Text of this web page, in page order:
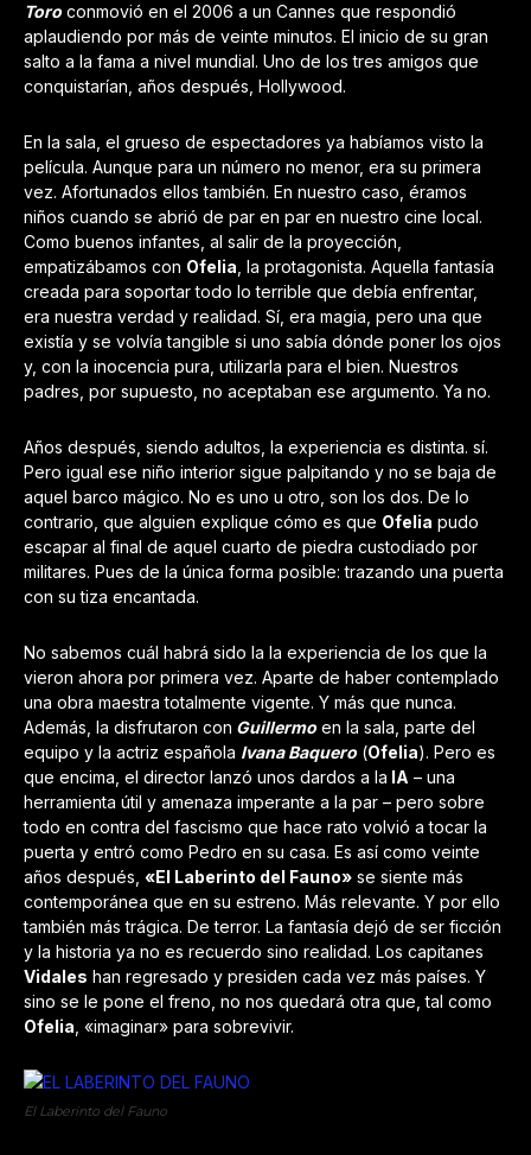
Toro conmovió en el 2006 a un Cannes que respondió
aplaudiendo por más de veinte minutos. El inicio de su gran
salto a la fama a nivel mundial. Uno de los tres amigos que
conquistarían, años después, Hollywood.
En la sala, el grueso de espectadores ya habíamos visto la
película. Aunque para un número no menor, era su primera
vez. Afortunados ellos también. En nuestro caso, éramos
niños cuando se abrió de par en par en nuestro cine local.
Como buenos infantes, al salir de la proyección,
empatizábamos con Ofelia , la protagonista. Aquella fantasía
creada para soportar todo lo terrible que debía enfrentar,
era nuestra verdad y realidad. Sí, era magia, pero una que
existía y se volvía tangible si uno sabía dónde poner los ojos
y, con la inocencia pura, utilizarla para el bien. Nuestros
padres, por supuesto, no aceptaban ese argumento. Ya no.
Años después, siendo adultos, la experiencia es distinta. sí.
Pero igual ese niño interior sigue palpitando y no se baja de
aquel barco mágico. No es uno u otro, son los dos. De lo
contrario, que alguien explique cómo es que Ofelia pudo
escapar al final de aquel cuarto de piedra custodiado por
militares. Pues de la única forma posible: trazando una puerta
con su tiza encantada.
No sabemos cuál habrá sido la la experiencia de los que la
vieron ahora por primera vez. Aparte de haber contemplado
una obra maestra totalmente vigente. Y más que nunca.
Además, la disfrutaron con Guillermo en la sala, parte del
equipo y la actriz española Ivana Baquero (Ofelia). Pero es
que encima, el director lanzó unos dardos a la IA – una
herramienta útil y amenaza imperante a la par – pero sobre
todo en contra del fascismo que hace rato volvió a tocar la
puerta y entró como Pedro en su casa. Es así como veinte
años después, «El Laberinto del Fauno» se siente más
contemporánea que en su estreno. Más relevante. Y por ello
también más trágica. De terror. La fantasía dejó de ser ficción
y la historia ya no es recuerdo sino realidad. Los capitanes
Vidales han regresado y presiden cada vez más países. Y
sino se le pone el freno, no nos quedará otra que, tal como
Ofelia , «imaginar» para sobrevivir.
El Laberinto del Fauno